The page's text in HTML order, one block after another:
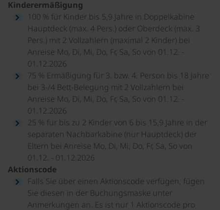
Kinderermäßigung
100 % für Kinder bis 5,9 Jahre in Doppelkabine
Hauptdeck (max. 4 Pers.) oder Oberdeck (max. 3
Pers.) mit 2 Vollzahlern (maximal 2 Kinder) bei
Anreise Mo, Di, Mi, Do, Fr, Sa, So von 01.12. -
01.12.2026
75 % Ermäßigung für 3. bzw. 4. Person bis 18 Jahre
bei 3-/4 Bett-Belegung mit 2 Vollzahlern bei
Anreise Mo, Di, Mi, Do, Fr, Sa, So von 01.12. -
01.12.2026
25 % für bis zu 2 Kinder von 6 bis 15,9 Jahre in der
separaten Nachbarkabine (nur Hauptdeck) der
Eltern bei Anreise Mo, Di, Mi, Do, Fr, Sa, So von
01.12. - 01.12.2026
Aktionscode
Falls Sie über einen Aktionscode verfügen, fügen
Sie diesen in der Buchungsmaske unter
Anmerkungen an. Es ist nur 1 Aktionscode pro